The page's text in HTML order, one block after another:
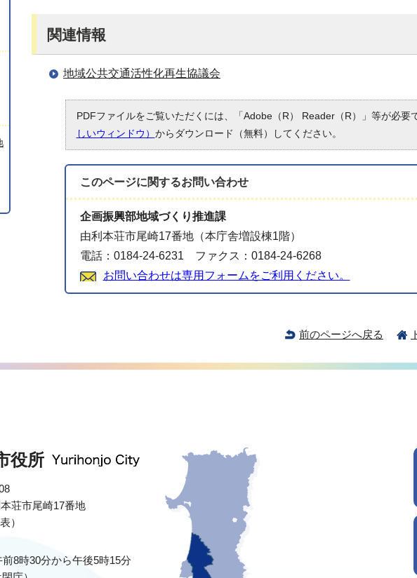
関連情報
地域公共交通活性化再生協議会
PDFファイルをご覧いただくには、「Adobe（R） Reader（R）」等が必要
しいウィンドウ） からダウンロード（無料）してください。
このページに関するお問い合わせ
企画振興部地域づくり推進課
由利本荘市尾崎17番地（本庁舎増設棟1階）
電話：0184-24-6231 ファクス：0184-24-6268
お問い合わせは専用フォームをご利用ください。
前のページへ戻る
役所
荘市尾崎17番地
）
8時30分から午後5時15分